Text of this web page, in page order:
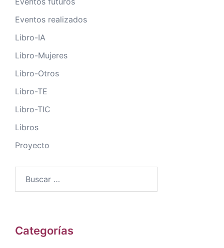
Eventos realizados
Libro-IA
Libro-Mujeres
Libro-Otros
Libro-TE
Libro-TIC
Libros
Proyecto
Categorías